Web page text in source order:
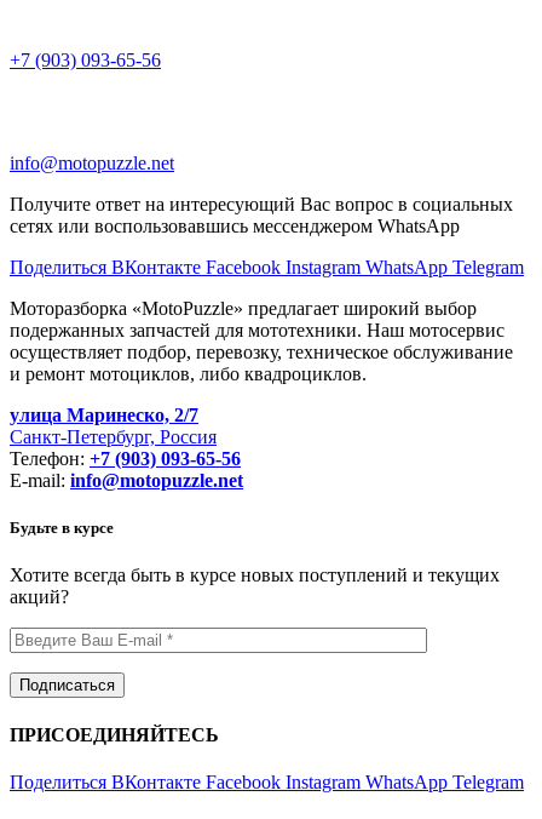
+7 (903) 093-65-56
info@motopuzzle.net
Получите ответ на интересующий Вас вопрос в социальных
сетях или воспользовавшись мессенджером WhatsApp
Поделиться ВКонтакте Facebook Instagram WhatsApp Telegram
Моторазборка «MotoPuzzle» предлагает широкий выбор
подержанных запчастей для мототехники. Наш мотосервис
осуществляет подбор, перевозку, техническое обслуживание
и ремонт мотоциклов, либо квадроциклов.
улица Маринеско, 2/7
Санкт-Петербург, Россия
Телефон: +7 (903) 093-65-56
E-mail: info@motopuzzle.net
Будьте в курсе
Хотите всегда быть в курсе новых поступлений и текущих
акций?
ПРИСОЕДИНЯЙТЕСЬ
Поделиться ВКонтакте Facebook Instagram WhatsApp Telegram